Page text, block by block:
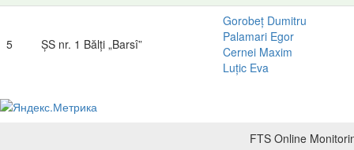
5 ȘS nr. 1 Bălți „Barsî”
Gorobeț Dumitru
Palamari Egor
Cernei Maxim
Luțic Eva
FTS Online